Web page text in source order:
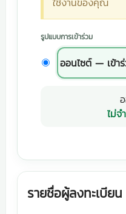
รูปแบบการเข้าร่วม
ออนไซต์ — เข้า
ไม่จ
รายชื่อผู้ลงทะเบียน